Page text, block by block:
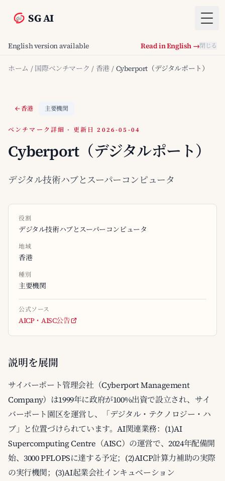
SG AI
English version available Read in English →閉じる
ホーム / 国際ベンチマーク / 香港 / Cyberport（デジタルポート）
香港 主要機関
ベンチマーク詳細 · 更新日 2026-05-04
Cyberport（デジタルポート）
デジタル技術ハブとスーパーコンピュータ
役割
デジタル技術ハブとスーパーコンピュータ
地域
香港
種別
主要機関
公式ソース
AICP・AISC公告
説明を展開
サイバーポート管理会社（Cyberport Management
Company）は1999年に政府が100%出資で設立され、サイ
バーポート園区を運営し、「デジタル・テクノロジー・ハ
ブ」と位置づけられています。AI関連業務：(1)AI
Supercomputing Centre（AISC）の運営で、2024年配備開
始、3000 PFLOPSに達する予定；(2)AICP計算力補助の実際
の実行機関；(3)AI起業会社インキュベーション